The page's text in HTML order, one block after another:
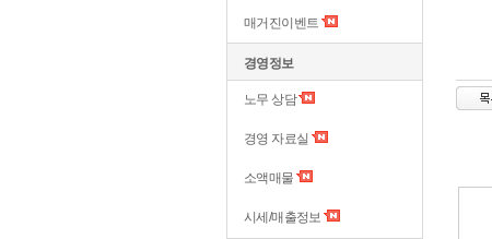
매거진이벤트
경영정보
노무 상담
경영 자료실
소액매물
시세/매출정보